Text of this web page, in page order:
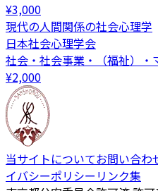
¥3,000
現代の人間関係の社会心理学
日本社会心理学会
社会・社会事業・（福祉）・
¥2,000
当サイトについてお問い合わ
イバシーポリシー リンク集